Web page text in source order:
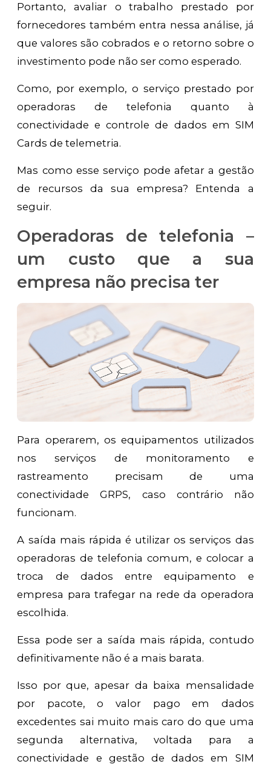
Portanto, avaliar o trabalho prestado por
fornecedores também entra nessa análise, já
que valores são cobrados e o retorno sobre o
investimento pode não ser como esperado.
Como, por exemplo, o serviço prestado por
operadoras de telefonia quanto à
conectividade e controle de dados em SIM
Cards de telemetria.
Mas como esse serviço pode afetar a gestão
de recursos da sua empresa? Entenda a
seguir.
Operadoras de telefonia –
um custo que a sua
empresa não precisa ter
Para operarem, os equipamentos utilizados
nos serviços de monitoramento e
rastreamento precisam de uma
conectividade GRPS, caso contrário não
funcionam.
A saída mais rápida é utilizar os serviços das
operadoras de telefonia comum, e colocar a
troca de dados entre equipamento e
empresa para trafegar na rede da operadora
escolhida.
Essa pode ser a saída mais rápida, contudo
definitivamente não é a mais barata.
Isso por que, apesar da baixa mensalidade
por pacote, o valor pago em dados
excedentes sai muito mais caro do que uma
segunda alternativa, voltada para a
conectividade e gestão de dados em SIM